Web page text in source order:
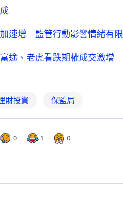
速增 監管行動影響情緒有限
途、老虎看跌期權成交激增
財投資 保監局
0 1 0